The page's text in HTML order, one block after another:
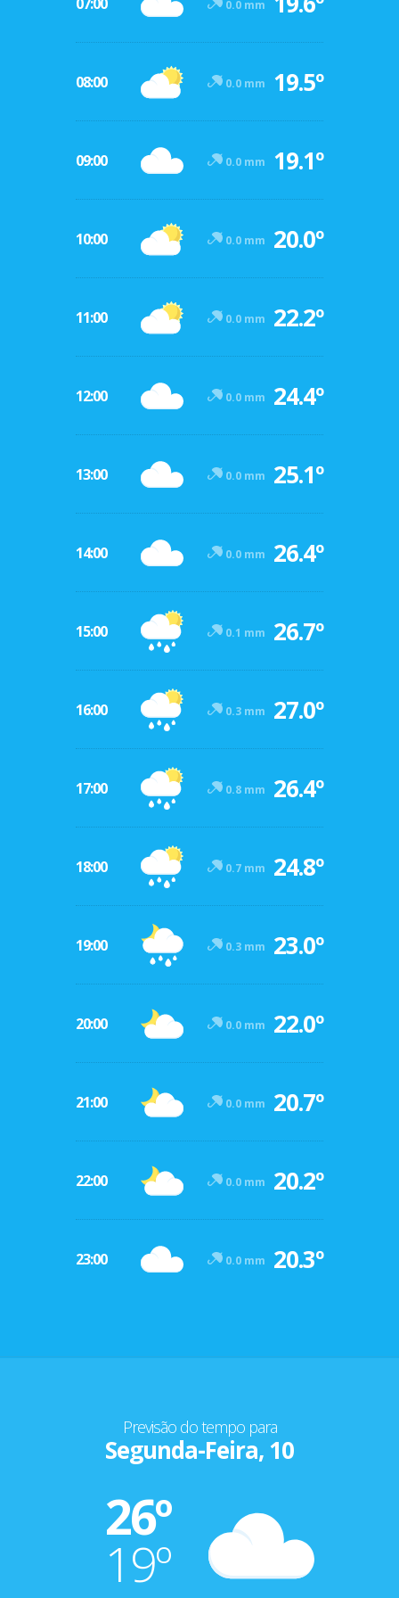
0.0 mm
08:00 0.0 mm 19.5º
09:00 0.0 mm 19.1º
10:00 0.0 mm 20.0º
11:00 0.0 mm 22.2º
12:00 0.0 mm 24.4º
13:00 0.0 mm 25.1º
14:00 0.0 mm 26.4º
15:00 0.1 mm 26.7º
16:00 0.3 mm 27.0º
17:00 0.8 mm 26.4º
18:00 0.7 mm 24.8º
19:00 0.3 mm 23.0º
20:00 0.0 mm 22.0º
21:00 0.0 mm 20.7º
22:00 0.0 mm 20.2º
23:00 0.0 mm 20.3º
Previsão do tempo para
Segunda-Feira, 10
26º
19º